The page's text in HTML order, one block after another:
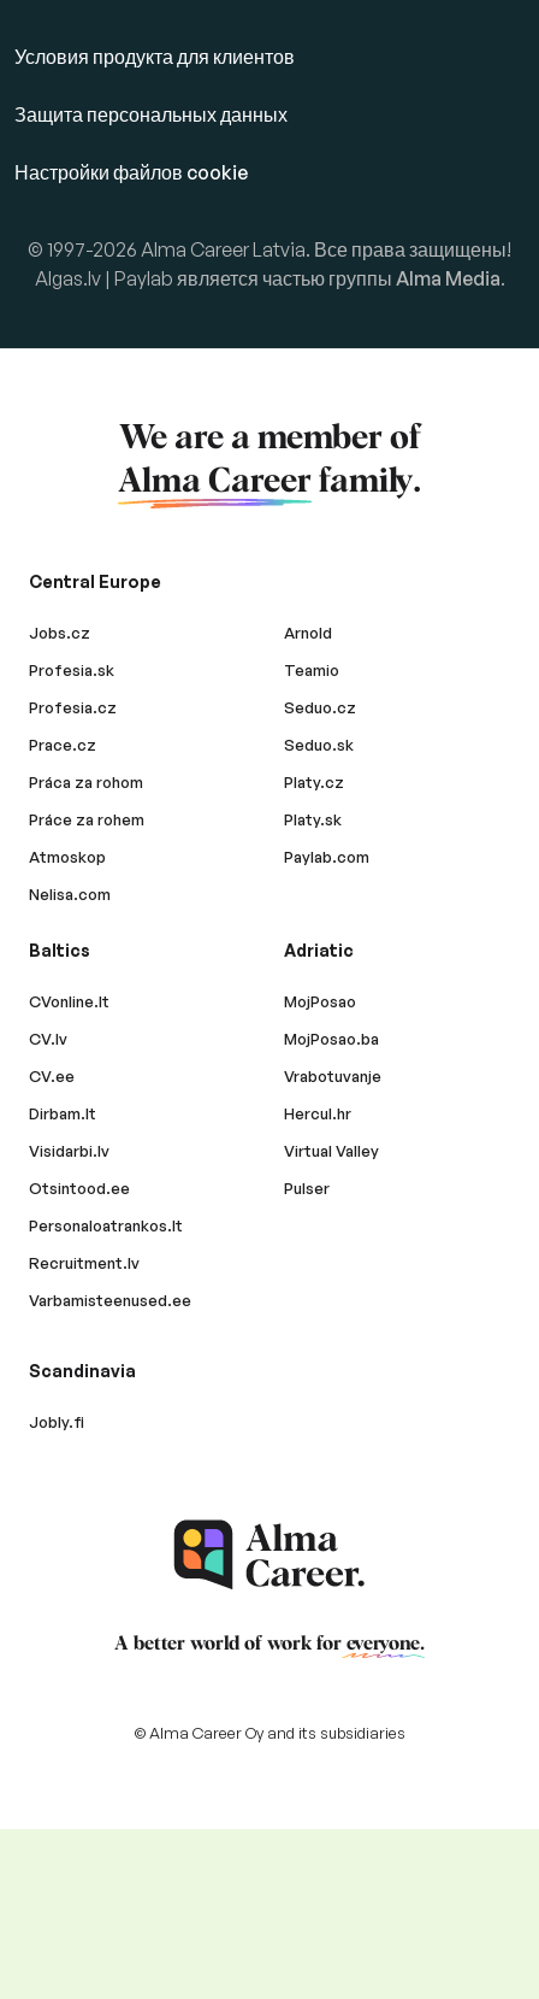
Условия продукта для клиентов
Защита персональных данных
Настройки файлов cookie
© 1997-2026 Alma Career Latvia. Все права защищены!
Algas.lv | Paylab является частью группы Alma Media.
We are a member of
Alma Career family.
Central Europe
Jobs.cz
Profesia.sk
Profesia.cz
Prace.cz
Práca za rohom
Práce za rohem
Atmoskop
Nelisa.com
Arnold
Teamio
Seduo.cz
Seduo.sk
Platy.cz
Platy.sk
Paylab.com
Baltics
CVonline.lt
CV.lv
CV.ee
Dirbam.lt
Visidarbi.lv
Otsintood.ee
Personaloatrankos.lt
Recruitment.lv
Varbamisteenused.ee
Adriatic
MojPosao
MojPosao.ba
Vrabotuvanje
Hercul.hr
Virtual Valley
Pulser
Scandinavia
Jobly.fi
A better world of work for everyone.
© Alma Career Oy and its subsidiaries